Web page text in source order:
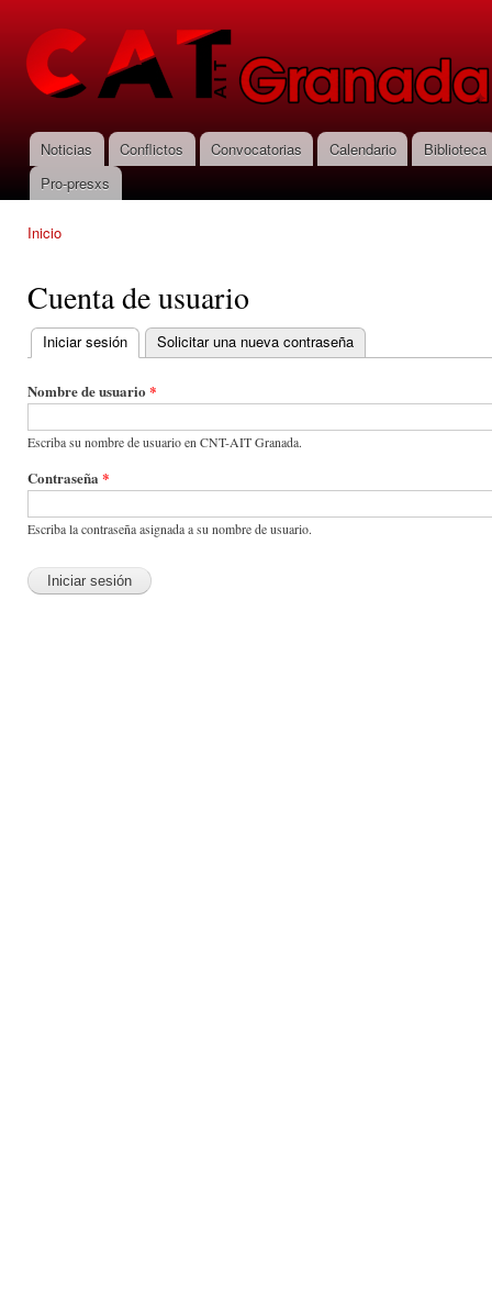
CNT-AIT
Granada
Menú principal
Noticias Conflictos Convocatorias Calendario
Biblioteca
Pro-presxs
Inicio
Cuenta de usuario
Solapas principales
Iniciar sesión (solapa activa)
Solicitar una nueva contraseña
Nombre de usuario *
Escriba su nombre de usuario en CNT-AIT Granada.
Contraseña *
Escriba la contraseña asignada a su nombre de usuario.